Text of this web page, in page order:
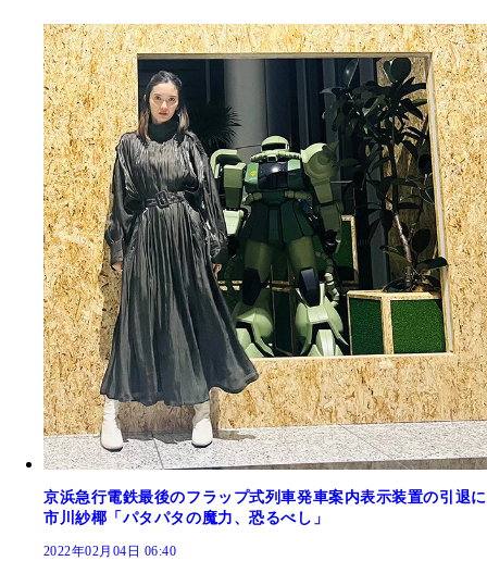
京浜急行電鉄最後のフラップ式列車発車案内表示装置の引退に
市川紗椰「パタパタの魔力、恐るべし」
2022年02月04日 06:40